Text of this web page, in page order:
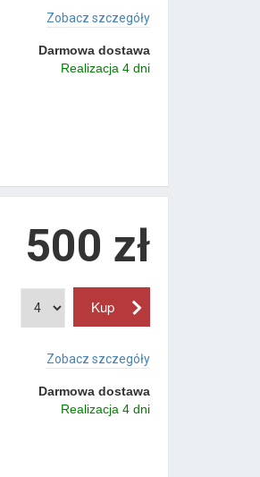
Zobacz szczegóły
Darmowa dostawa
Realizacja 4 dni
500 zł
Zobacz szczegóły
Darmowa dostawa
Realizacja 4 dni